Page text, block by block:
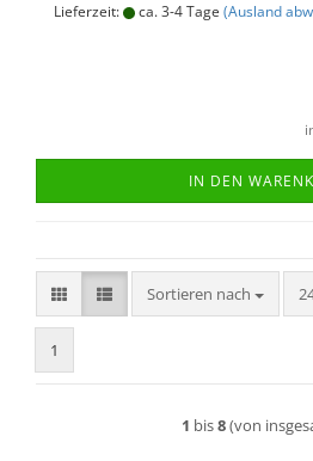
Lieferzeit: ca. 3-4 Tage (Ausland
IN DEN
Sortieren nach
Sortieren nach
1
1 bis8(von